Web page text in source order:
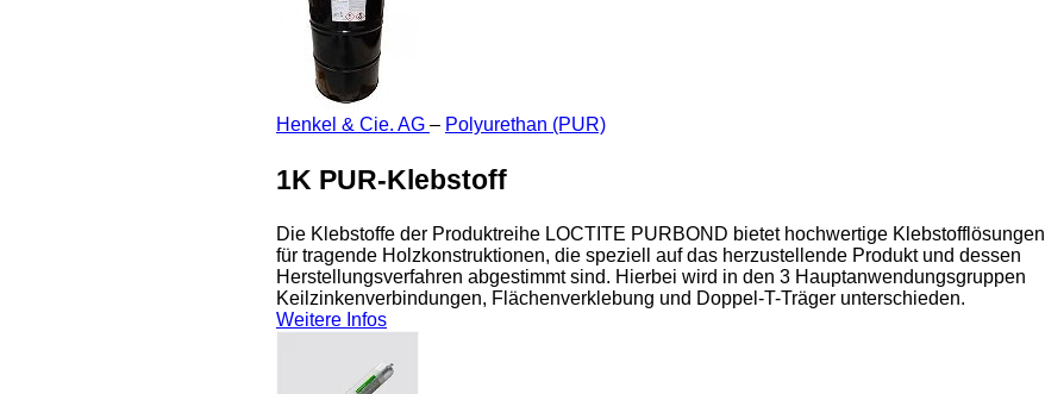
Henkel & Cie. AG – Polyurethan (PUR)
1K PUR-Klebstoff
Die Klebstoffe der Produktreihe LOCTITE PURBOND bietet hochwertige Klebstofflösungen
für tragende Holzkonstruktionen, die speziell auf das herzustellende Produkt und dessen
Herstellungsverfahren abgestimmt sind. Hierbei wird in den 3 Hauptanwendungsgruppen
Keilzinkenverbindungen, Flächenverklebung und Doppel-T-Träger unterschieden.
Weitere Infos